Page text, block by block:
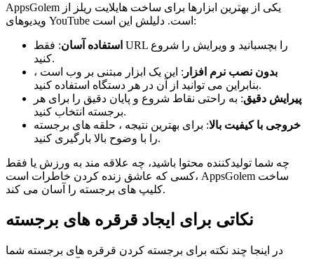
AppsGolem یکی از بهترین ابزارها برای ساخت هایلایت ریلز از
ویدیوهای YouTube است. دلیلش این است:
استفاده آسان: فقط URL را بچسبانید و ویرایش را شروع
کنید.
بدون نصب نرم افزار : این یک ابزار مبتنی بر وب است ،
بنابراین می توانید از آن در هر دستگاه استفاده کنید.
پیرایش دقیق: به راحتی نقاط شروع و پایان دقیق را برای هر
برجسته انتخاب کنید.
خروجی با کیفیت بالا: برای بهترین نتیجه ، حلقه های برجسته
را با وضوح بالا بارگیری کنید.
چه شما تولیدکننده محتوا باشید، چه علاقه مند به ورزش یا فقط
کسی که عاشق زنده کردن خاطرات است، AppsGolem ساخت
کلیپ های برجسته را آسان می کند.
نکاتی برای ایجاد قرقره های برجسته
در اینجا چند نکته برای برجسته کردن قرقره های برجسته شما